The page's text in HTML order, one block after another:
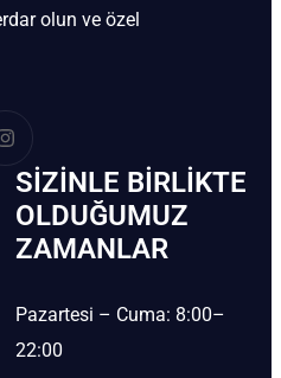
olun ve özel
SIZINLE BIRLIKTE
OLDUĞUMUZ
ZAMANLAR
Pazartesi – Cuma: 8:00–
22:00